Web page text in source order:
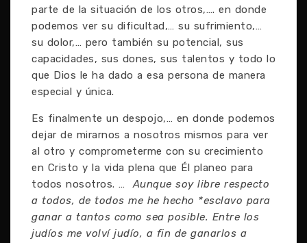
parte de la situación de los otros,…. en donde
podemos ver su dificultad,… su sufrimiento,…
su dolor,… pero también su potencial, sus
capacidades, sus dones, sus talentos y todo lo
que Dios le ha dado a esa persona de manera
especial y única.
Es finalmente un despojo,… en donde podemos
dejar de mirarnos a nosotros mismos para ver
al otro y comprometerme con su crecimiento
en Cristo y la vida plena que Él planeo para
todos nosotros. …Aunque soy libre respecto
a todos, de todos me he hecho *esclavo para
ganar a tantos como sea posible. Entre los
judíos me volví judío, a fin de ganarlos a